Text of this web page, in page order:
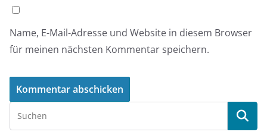
Name, E-Mail-Adresse und Website in diesem Browser
für meinen nächsten Kommentar speichern.